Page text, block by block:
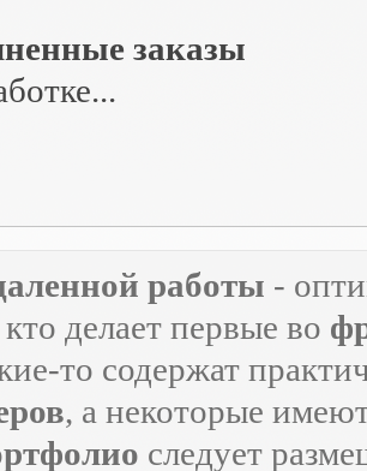
заказы
работы -
делает первые во
то содержат
, а некоторые
следует